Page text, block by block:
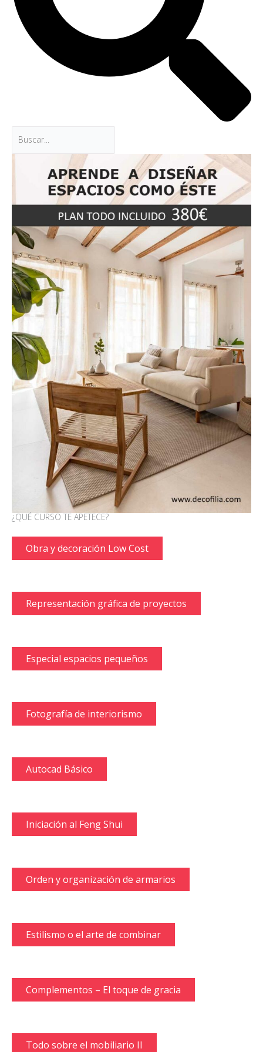
¿QUÉ CURSO TE APETECE?
Obra y decoración Low Cost
Representación gráfica de proyectos
Especial espacios pequeños
Fotografía de interiorismo
Autocad Básico
Iniciación al Feng Shui
Orden y organización de armarios
Estilismo o el arte de combinar
Complementos – El toque de gracia
Todo sobre el mobiliario II